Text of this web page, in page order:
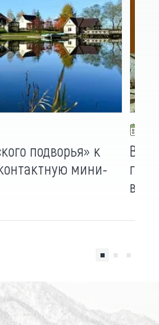
подворья» к
мини-
В